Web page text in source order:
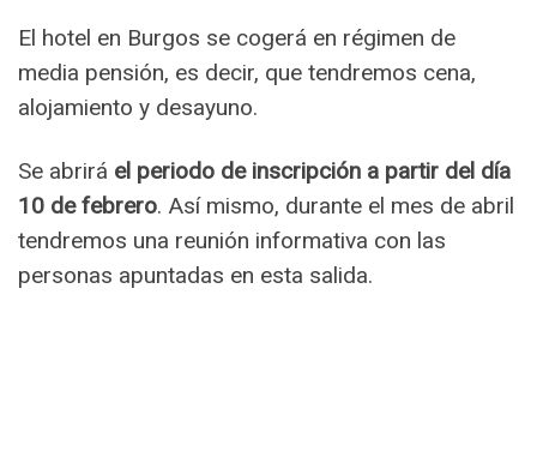
El hotel en Burgos se cogerá en régimen de
media pensión, es decir, que tendremos cena,
alojamiento y desayuno.
Se abrirá el periodo de inscripción a partir del día
10 de febrero. Así mismo, durante el mes de abril
tendremos una reunión informativa con las
personas apuntadas en esta salida.